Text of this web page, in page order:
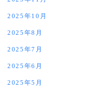
2025年10月
2025年8月
2025年7月
2025年6月
2025年5月